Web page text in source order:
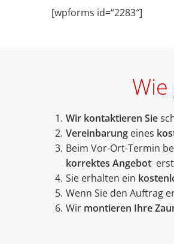
[wpforms id=“2283″]
Wir kontaktieren Sie
Vereinbarungeines
Beim Vor-Ort-Termin
korrektes Angebot
Sie erhalten ein
Wenn Sie den Auftrag
Wir montieren Ihre